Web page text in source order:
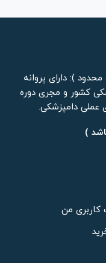
): دارای پروانه
کشور و مجری دوره
عملی دامپزشکی.
)
من